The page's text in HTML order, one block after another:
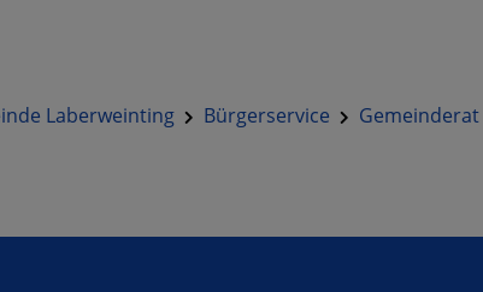
Laberweinting Bürgerservice Gemeinderat